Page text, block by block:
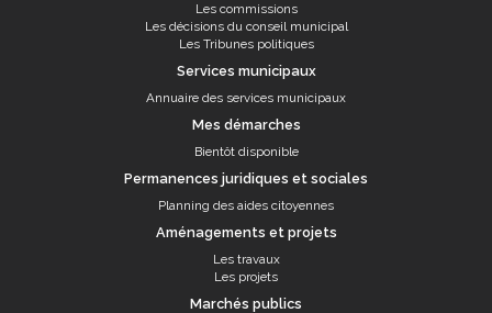
Les commissions
Les décisions du conseil municipal
Les Tribunes politiques
Services municipaux
Annuaire des services municipaux
Mes démarches
Bientôt disponible
Permanences juridiques et sociales
Planning des aides citoyennes
Aménagements et projets
Les travaux
Les projets
Marchés publics